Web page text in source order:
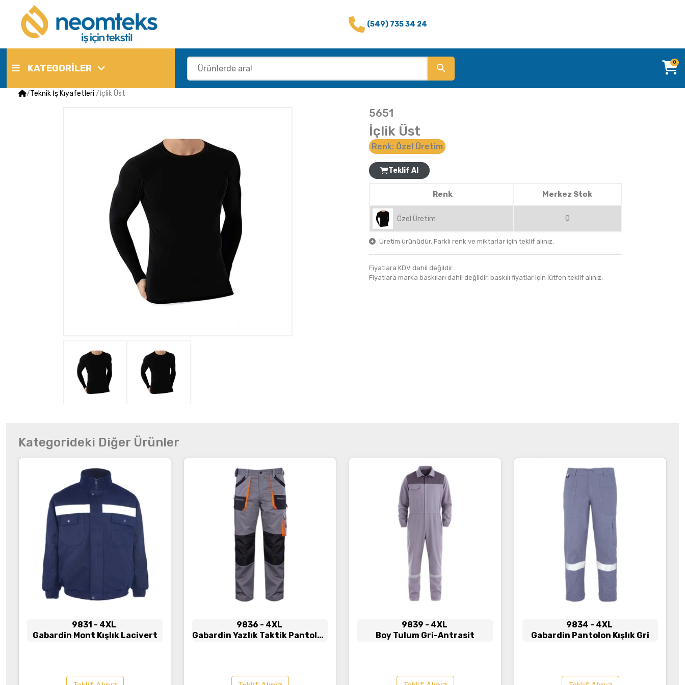
(549) 735 34 24
KATEGORİLER
0
/Teknik İş Kıyafetleri /İçlik Üst
5651
İçlik Üst
Renk: Özel Üretim
Teklif Al
Renk Merkez Stok
Özel Üretim 0
Üretim ürünüdür. Farklı renk ve miktarlar için teklif alınız.
Fiyatlara KDV dahil değildir.
Fiyatlara marka baskıları dahil değildir, baskılı fiyatlar için lütfen teklif alınız.
Kategorideki Diğer Ürünler
9831 - 4XL
Gabardin Mont Kışlık Lacivert
İncele
9836 - 4XL
Gabardin Yazlık Taktik Pantolon
İncele
9839 - 4XL
Boy Tulum Gri-Antrasit
İncele
9834 - 4XL
Gabardin Pantolon Kışlık Gri